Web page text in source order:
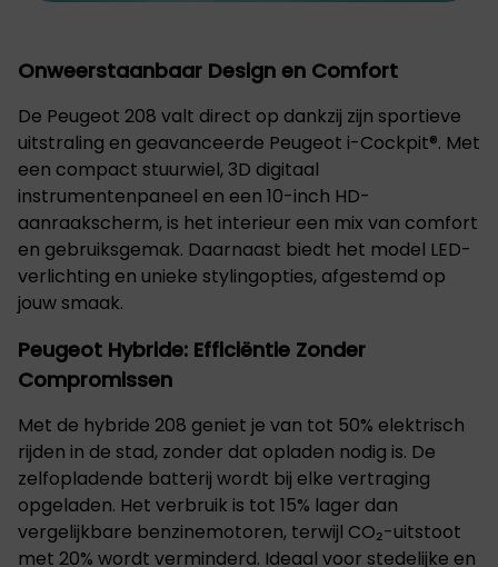
Onweerstaanbaar Design en Comfort
De Peugeot 208 valt direct op dankzij zijn sportieve
uitstraling en geavanceerde Peugeot i-Cockpit®. Met
een compact stuurwiel, 3D digitaal
instrumentenpaneel en een 10-inch HD-
aanraakscherm, is het interieur een mix van comfort
en gebruiksgemak. Daarnaast biedt het model LED-
verlichting en unieke stylingopties, afgestemd op
jouw smaak.
Peugeot Hybride: Efficiëntie Zonder
Compromissen
Met de hybride 208 geniet je van tot 50% elektrisch
rijden in de stad, zonder dat opladen nodig is. De
zelfopladende batterij wordt bij elke vertraging
opgeladen. Het verbruik is tot 15% lager dan
vergelijkbare benzinemotoren, terwijl CO₂-uitstoot
met 20% wordt verminderd. Ideaal voor stedelijke en